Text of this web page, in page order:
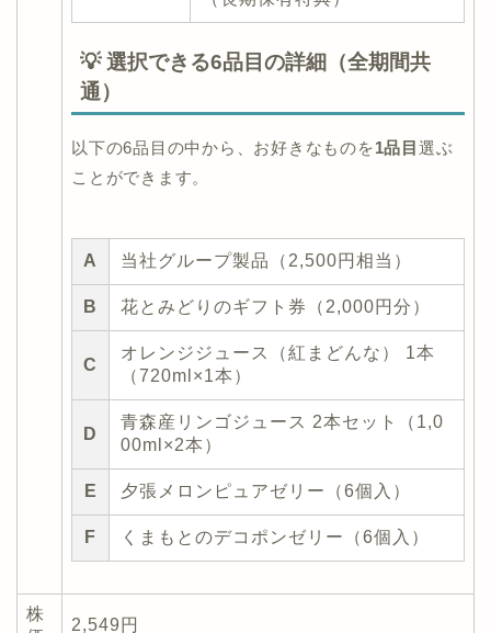
💡 選択できる6品目の詳細（全期間共
通）
以下の6品目の中から、お好きなものを1品目 選ぶ
ことができます。
A 当社グループ製品（2,500円相当）
B 花とみどりのギフト券（2,000円分）
C
オレンジジュース（紅まどんな） 1本
（720ml×1本）
D
青森産リンゴジュース 2本セット（1,0
00ml×2本）
E 夕張メロンピュアゼリー（6個入）
F くまもとのデコポンゼリー（6個入）
株
2,549円